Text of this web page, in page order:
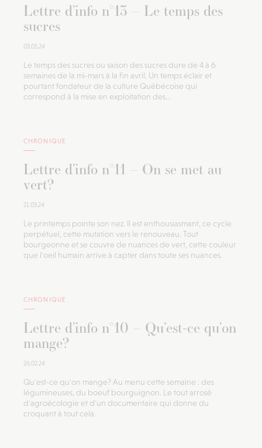
Lettre d’info n°13 – Le temps des
sucres
03.05.24
Le temps des sucres ou saison des sucres dure de 4 à 6
semaines de la mi-mars à la fin avril. Un temps éclair et
pourtant fondateur de la culture Québécoise qui
correspond à la mise en exploitation des...
CHRONIQUE
Lettre d’info n°11 – On se met au
vert?
21.03.24
Le printemps pointe son nez. Il est enthousiasmant, ce cycle
perpétuel, cette mutation vers le renouveau. Tout
bourgeonne et se couvre de nuances de vert, cette couleur
que l'oeil humain arrive à capter dans toute ses nuances.
CHRONIQUE
Lettre d’info n°10 – Qu’est-ce qu’on
mange?
26.02.24
Qu'est-ce qu'on mange? Au menu cette semaine : des
légumineuses, du boeuf bourguignon. Le tout arrosé
d'agroécologie et d'un documentaire qui donne du
croquant à tout cela.